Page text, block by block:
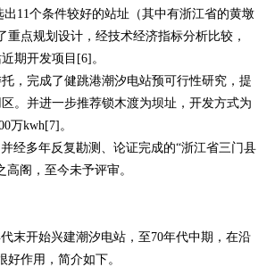
11个条件较好的站址（其中有浙江省的黄墩
点规划设计，经技术经济指标分析比较，
期开发项目[6]。
，完成了健跳港潮汐电站预可行性研究，提
。并进一步推荐锁木渡为坝址，开发方式为
万kwh[7]。
经多年反复勘测、论证完成的“浙江省三门县
阁，至今未予评审。
末开始兴建潮汐电站，至70年代中期，在沿
作用，简介如下。